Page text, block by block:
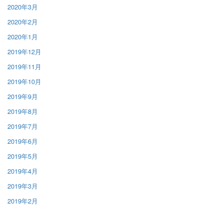
2020年3月
2020年2月
2020年1月
2019年12月
2019年11月
2019年10月
2019年9月
2019年8月
2019年7月
2019年6月
2019年5月
2019年4月
2019年3月
2019年2月